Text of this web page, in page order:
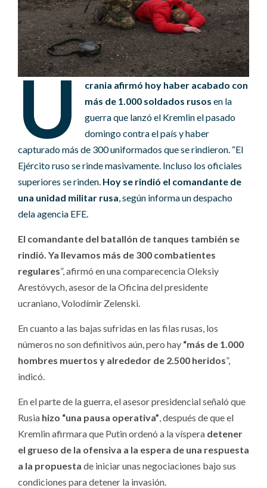
U
crania afirmó hoy haber acabado con
más de 1.000 soldados rusosen la
guerra que lanzó el Kremlin el pasado
domingo contra el país y haber
capturado más de 300 uniformados que se rindieron. “El
Ejército ruso se rinde masivamente. Incluso los oficiales
superiores se rinden. Hoy se rindió el comandante de
una unidad militar rusa , según informa un despacho
dela agencia EFE.
El comandante del batallón de tanques también se
rindió. Ya llevamos más de 300 combatientes
regulares”, afirmó en una comparecencia Oleksiy
Arestóvych, asesor de la Oficina del presidente
ucraniano, Volodímir Zelenski.
En cuanto a las bajas sufridas en las filas rusas, los
números no son definitivos aún, pero hay “más de 1.000
hombres muertos y alrededor de 2.500 heridos”,
indicó.
En el parte de la guerra, el asesor presidencial señaló que
Rusia hizo “una pausa operativa” , después de que el
Kremlin afirmara que Putin ordenó a la víspera detener
el grueso de la ofensiva a la espera de una respuesta
a la propuesta de iniciar unas negociaciones bajo sus
condiciones para detener la invasión.